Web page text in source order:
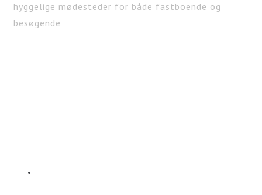
hyggelige mødesteder for både fastboende og
besøgende